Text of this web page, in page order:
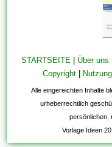
STARTSEITE Über uns
Copyright|
Alle eingereichten Inhalte
urheberrechtlich
persönlichen,
Vorlage Ideen